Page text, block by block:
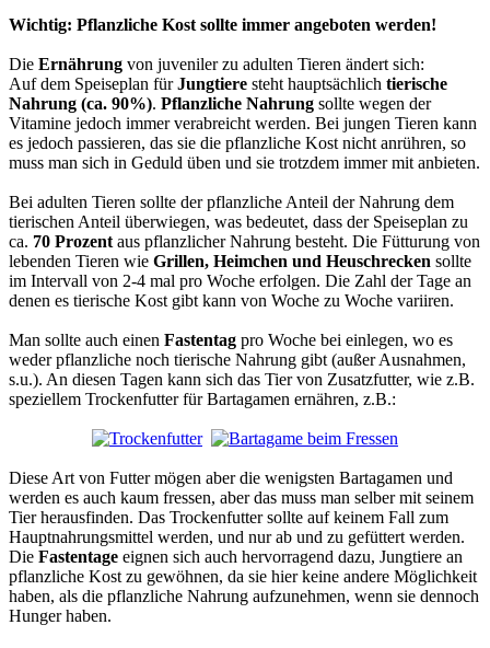
Wichtig: Pflanzliche Kost sollte immer angeboten werden!
Die Ernährung von juveniler zu adulten Tieren ändert sich:
Auf dem Speiseplan fürJungtiere steht hauptsächlich tierische
Nahrung (ca. 90%). Pflanzliche Nahrung sollte wegen der
Vitamine jedoch immer verabreicht werden. Bei jungen Tieren kann
es jedoch passieren, das sie die pflanzliche Kost nicht anrühren, so
muss man sich in Geduld üben und sie trotzdem immer mit anbieten.
Bei adulten Tieren sollte der pflanzliche Anteil der Nahrung dem
tierischen Anteil überwiegen, was bedeutet, dass der Speiseplan zu
ca. 70 Prozent aus pflanzlicher Nahrung besteht. Die Fütturung von
lebenden Tieren wie Grillen, Heimchen und Heuschrecken sollte
im Intervall von 2-4 mal pro Woche erfolgen. Die Zahl der Tage an
denen es tierische Kost gibt kann von Woche zu Woche variiren.
Man sollte auch einen Fastentag pro Woche bei einlegen, wo es
weder pflanzliche noch tierische Nahrung gibt (außer Ausnahmen,
s.u.). An diesen Tagen kann sich das Tier von Zusatzfutter, wie z.B.
speziellem Trockenfutter für Bartagamen ernähren, z.B.:
Diese Art von Futter mögen aber die wenigsten Bartagamen und
werden es auch kaum fressen, aber das muss man selber mit seinem
Tier herausfinden. Das Trockenfutter sollte auf keinem Fall zum
Hauptnahrungsmittel werden, und nur ab und zu gefüttert werden.
Die Fastentage eignen sich auch hervorragend dazu, Jungtiere an
pflanzliche Kost zu gewöhnen, da sie hier keine andere Möglichkeit
haben, als die pflanzliche Nahrung aufzunehmen, wenn sie dennoch
Hunger haben.